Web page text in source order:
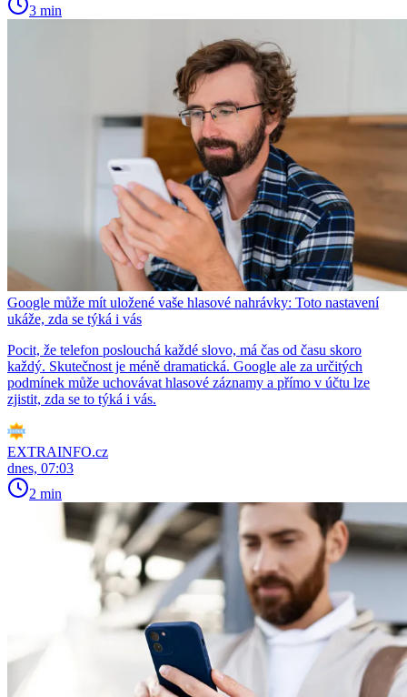
3 min
Google může mít uložené vaše hlasové nahrávky: Toto nastavení
ukáže, zda se týká i vás
Pocit, že telefon poslouchá každé slovo, má čas od času skoro
každý. Skutečnost je méně dramatická. Google ale za určitých
podmínek může uchovávat hlasové záznamy a přímo v účtu lze
zjistit, zda se to týká i vás.
EXTRAINFO.cz
dnes, 07:03
2 min